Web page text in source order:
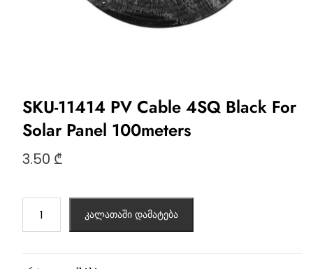
SKU-11414 PV Cable 4SQ Black For
Solar Panel 100meters
3.50 ₾
კალათაში დამატება